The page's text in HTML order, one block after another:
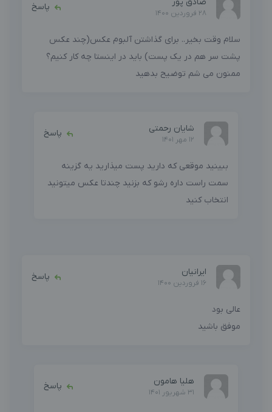
28 فروردین 1400
پاسخ
سلام وقت بخیر.. برای گذاشتن آلبوم عکس(چند عکس
پشت سر هم در یک پست) باید در اینستا چه کار کنیم؟
ممنون می شم توضیح بدهید
شایان رحمتی
12 مهر 1401
پاسخ
ببینید موقعی که دارید پست میذارید یه گزینه
سمت راست داره رشو که بزنید چندتا عکس میتونید
انتخاب کنید
ایرانیان
16 فروردین 1400
پاسخ
عالی بود
موفق باشید
هلیا هامون
31 شهریور 1401
پاسخ